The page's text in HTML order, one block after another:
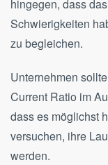
hingegen, dass
Schwierigkeiten
zu begleichen.
Unternehmen
Current Ratio im
dass es möglichst
versuchen, ihre
werden.